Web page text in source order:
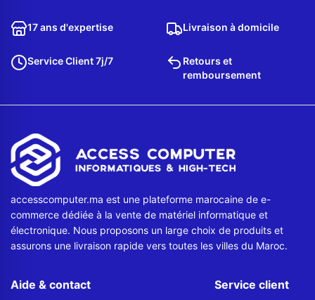
17 ans d'expertise Livraison à domicile
Service Client 7j/7
Retours et
remboursement
accesscomputer.ma est une plateforme marocaine de e-
commerce dédiée à la vente de matériel informatique et
électronique. Nous proposons un large choix de produits et
assurons une livraison rapide vers toutes les villes du Maroc.
Aide & contact Service client